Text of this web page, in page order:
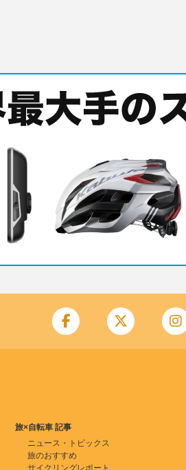
旅×自転車 記事
ニュース・トピックス
旅のおすすめ
サイクリングレポート